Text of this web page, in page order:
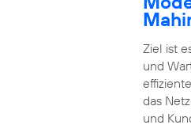
Ziel ist
und
das
und